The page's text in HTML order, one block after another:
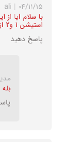
ali | ۰۴/۱۱/۱۵
با سلام ایا
استیشن 1 و2 از روی فلش استفاده کرد
پاسخ دهید